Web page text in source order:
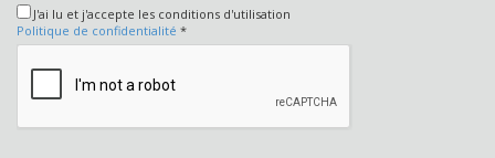
J'ai lu et j'accepte les conditions d'utilisation
Politique de confidentialité *